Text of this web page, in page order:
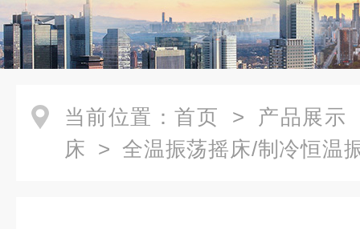
当前位置： 首页 > 产品展示
床 > 全温振荡摇床/制冷恒温